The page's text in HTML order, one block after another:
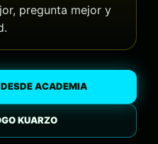
pregunta mejor y
ACADEMIA
KUARZO